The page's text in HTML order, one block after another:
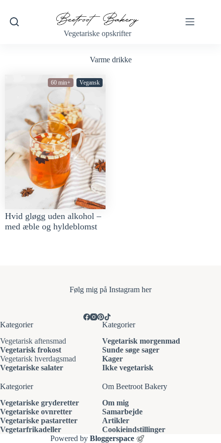
Vegetariske opskrifter
Varme drikke
60 min+ Vegansk
Hvid gløgg uden alkohol –
med æble og hyldeblomst
Følg mig på Instagram her
Kategorier
Vegetarisk aftensmad
Vegetarisk frokost
Vegetarisk hverdagsmad
Vegetariske salater
Kategorier
Vegetarisk morgenmad
Sunde søge sager
Kager
Ikke vegetarisk
Kategorier
Vegetariske gryderetter
Vegetariske ovnretter
Vegetariske pastaretter
Vegetarfrikadeller
Om Beetroot Bakery
Om mig
Samarbejde
Artikler
Cookieindstillinger
Powered byBloggerspace